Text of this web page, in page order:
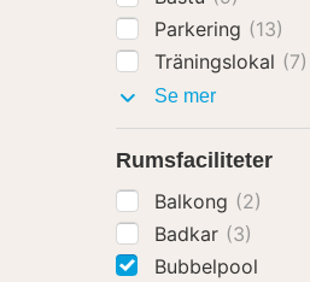
Parkering (13)
Träningslokal (7)
Se merFaciliteter
Rumsfaciliteter
Balkong (2)
Badkar (3)
Bubbelpool